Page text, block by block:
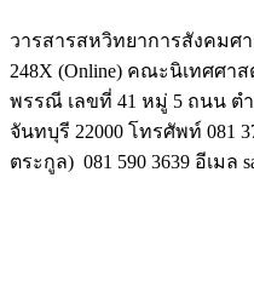
วารสารสหวิทยาการสังคมศ
248X (Online) คณะนิเทศศา
พรรณี เลขที่ 41 หมู่ 5 ถนน ต
จันทบุรี 22000 โทรศัพท์ 081
ตระกูล) 081 590 3639 อีเมล